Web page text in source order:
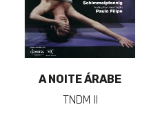
A NOITE ÁRABE
TNDM II